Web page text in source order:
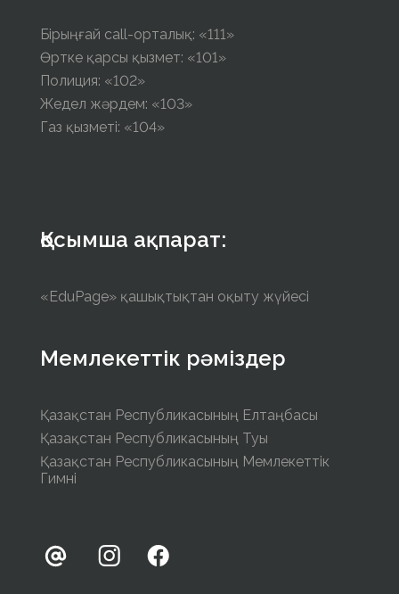
Бірыңғай call-орталық: «111»
Өртке қарсы қызмет: «101»
Полиция: «102»
Жедел жәрдем: «103»
Газ қызметі: «104»
Қосымша ақпарат:
«EduPage» қашықтықтан оқыту жүйесі
Мемлекеттік рәміздер
Қазақстан Республикасының Елтаңбасы
Қазақстан Республикасының Туы
Қазақстан Республикасының Мемлекеттік
Гимні